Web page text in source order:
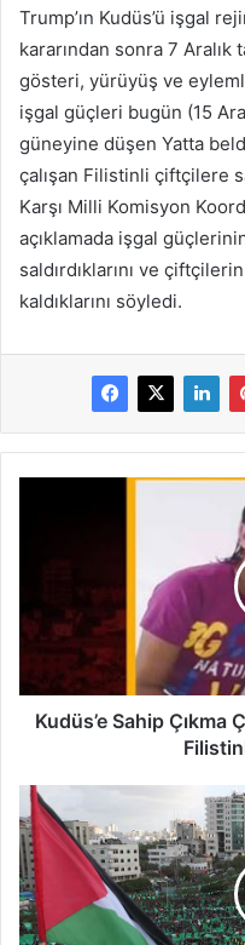
Trump’ın Kudüs’ü işgal
kararından sonra 7
gösteri, yürüyüş ve
işgal güçleri bugün (15
güneyine düşen Yatta
çalışan Filistinli çiftçilere
Karşı Milli Komisyon
açıklamada işgal
saldırdıklarını ve
kaldıklarını söyledi.
Kudüs’e Sahip Çıkma